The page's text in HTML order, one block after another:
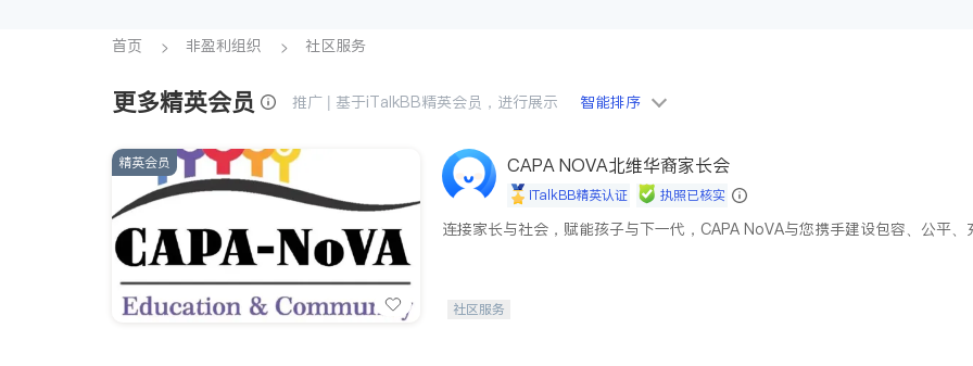
首页 非盈利组织 社区服务
更多精英会员 推广 | 基于iTalkBB精英会员，进行展示 智能排序
精英会员 CAPA NOVA北维华裔家长会
iTalkBB精英认证 执照已核实
连接家长与社会，赋能孩子与下一代，CAPA NoVA与您携手建设包容、公平、
社区服务